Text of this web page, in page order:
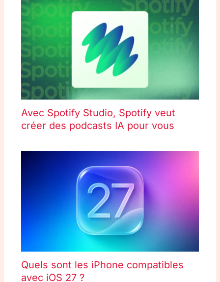
Avec Spotify Studio, Spotify veut
créer des podcasts IA pour vous
Quels sont les iPhone compatibles
avec iOS 27 ?